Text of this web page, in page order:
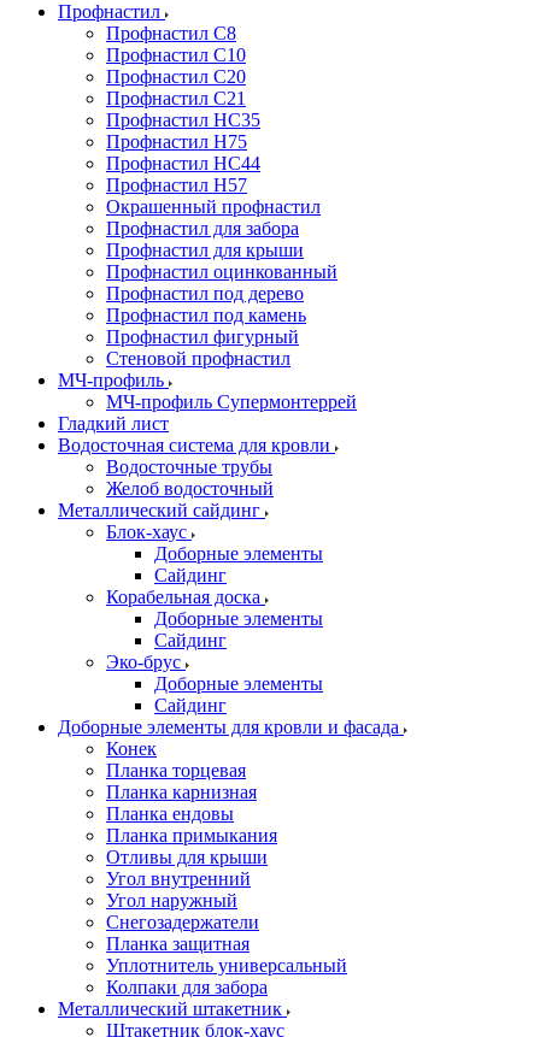
Профнастил
Профнастил С8
Профнастил С10
Профнастил С20
Профнастил С21
Профнастил НС35
Профнастил Н75
Профнастил HC44
Профнастил Н57
Окрашенный профнастил
Профнастил для забора
Профнастил для крыши
Профнастил оцинкованный
Профнастил под дерево
Профнастил под камень
Профнастил фигурный
Стеновой профнастил
МЧ-профиль
МЧ-профиль Супермонтеррей
Гладкий лист
Водосточная система для кровли
Водосточные трубы
Желоб водосточный
Металлический сайдинг
Блок-хаус
Доборные элементы
Сайдинг
Корабельная доска
Доборные элементы
Сайдинг
Эко-брус
Доборные элементы
Сайдинг
Доборные элементы для кровли и фасада
Конек
Планка торцевая
Планка карнизная
Планка ендовы
Планка примыкания
Отливы для крыши
Угол внутренний
Угол наружный
Снегозадержатели
Планка защитная
Уплотнитель универсальный
Колпаки для забора
Металлический штакетник
Штакетник блок-хаус